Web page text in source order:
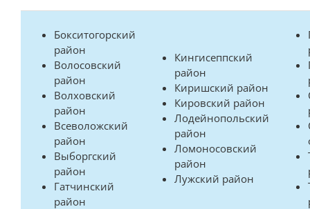
Бокситогорский
район
Волосовский
район
Волховский
район
Всеволожский
район
Выборгский
район
Гатчинский
район
Кингисеппский
район
Киришский район
Кировский район
Лодейнопольский
район
Ломоносовский
район
Лужский район